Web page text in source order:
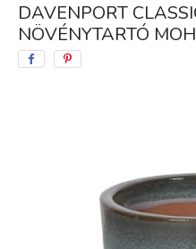
DAVENPORT
NÖVÉNYTARTÓ